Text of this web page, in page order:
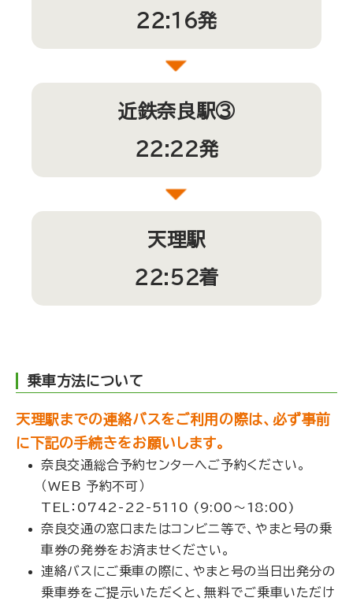
２２:１6発
近鉄奈良駅③
２２:22発
天理駅
２２:52着
乗車方法について
天理駅までの連絡バスをご利用の際は、必ず事前
に下記の手続きをお願いします。
奈良交通総合予約センターへご予約ください。
（WEB 予約不可）
TEL：0742-22-5110 (9:00～18:00)
奈良交通の窓口またはコンビニ等で、やまと号の乗
車券の発券をお済ませください。
連絡バスにご乗車の際に、やまと号の当日出発分の
乗車券をご提示いただくと、無料でご乗車いただけ